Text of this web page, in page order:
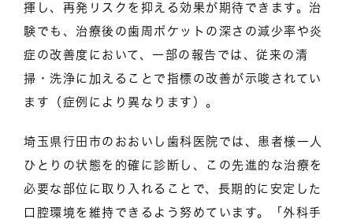
揮し、再発リスクを抑える効果が期待できます。治
験でも、治療後の歯周ポケットの深さの減少率や炎
症の改善度において、一部の報告では、従来の清
掃・洗浄に加えることで指標の改善が示唆されてい
ます（症例により異なります）。
埼玉県行田市のおおいし歯科医院では、患者様一人
ひとりの状態を的確に診断し、この先進的な治療を
必要な部位に取り入れることで、長期的に安定した
口腔環境を維持できるよう努めています。「外科手